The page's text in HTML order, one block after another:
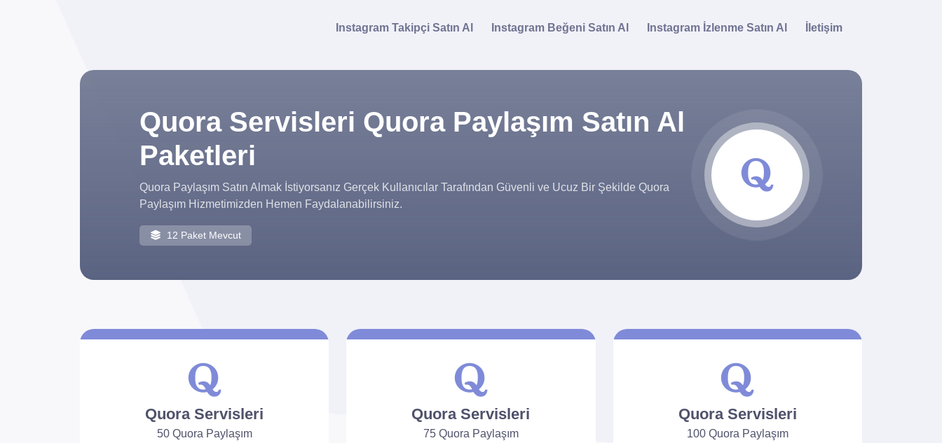
Instagram Takipçi Satın Al Instagram Beğeni Satın Al Instagram İzlenme Satın Al İletişim
Quora Servisleri Quora Paylaşım Satın Al
Paketleri
Quora Paylaşım Satın Almak İstiyorsanız Gerçek Kullanıcılar Tarafından Güvenli ve Ucuz Bir Şekilde Quora
Paylaşım Hizmetimizden Hemen Faydalanabilirsiniz.
12 Paket Mevcut
Quora Servisleri
50 Quora Paylaşım
Quora Servisleri
75 Quora Paylaşım
Quora Servisleri
100 Quora Paylaşım